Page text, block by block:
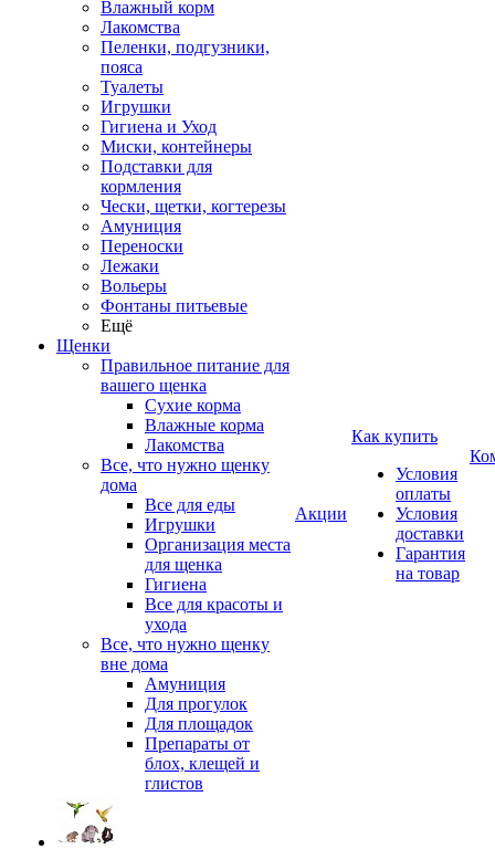
Влажный корм
Лакомства
Пеленки, подгузники,
пояса
Туалеты
Игрушки
Гигиена и Уход
Миски, контейнеры
Подставки для
кормления
Чески, щетки, когтерезы
Амуниция
Переноски
Лежаки
Вольеры
Фонтаны питьевые
Ещё
Щенки
Правильное питание для
вашего щенка
Сухие корма
Влажные корма
Лакомства
Все, что нужно щенку
дома
Все для еды
Игрушки
Организация места
для щенка
Гигиена
Все для красоты и
ухода
Все, что нужно щенку
вне дома
Амуниция
Для прогулок
Для площадок
Препараты от
блох, клещей и
глистов
Акции
Как купить
Условия
оплаты
Условия
доставки
Гарантия
на товар